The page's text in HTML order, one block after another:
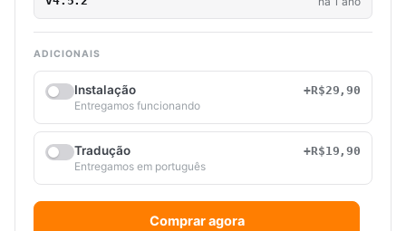
ADICIONAIS
Instalação
+R$29,90
Entregamos funcionando
Tradução
+R$19,90
Entregamos em português
Comprar agora